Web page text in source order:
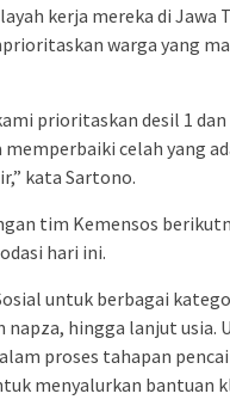
kerja mereka di Jawa
warga yang
prioritaskan desil 1 dan
celah yang
kata Sartono.
tim Kemensos
hari ini.
untuk berbagai
hingga lanjut usia.
proses tahapan
menyalurkan bantuan